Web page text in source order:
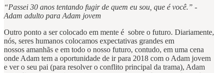
“Passei 30 anos tentando fugir de quem eu sou, que é você.” -
Adam adulto para Adam jovem
Outro ponto a ser colocado em mente é sobre o futuro. Diariamente,
nós, seres humanos colocamos expectativas grandes em
nossos amanhãs e em todo o nosso futuro, contudo, em uma cena
onde Adam tem a oportunidade de ir para 2018 com o Adam jovem
e ver o seu pai (para resolver o conflito principal da trama), Adam